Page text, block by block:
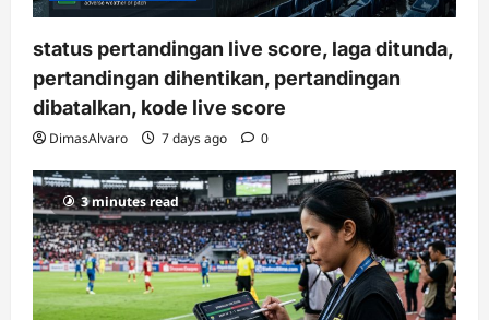
status pertandingan live score, laga ditunda,
pertandingan dihentikan, pertandingan
dibatalkan, kode live score
DimasAlvaro 7 days ago 0
3 minutes read